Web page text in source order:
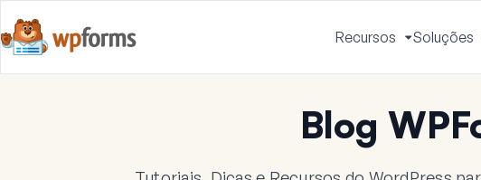
Recursos
Alternar
Menu
Soluções
Blog